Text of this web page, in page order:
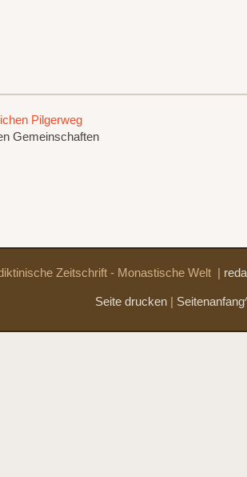
Pilgerweg
Gemeinschaften
Zeitschrift - Monastische Welt
Seite drucken